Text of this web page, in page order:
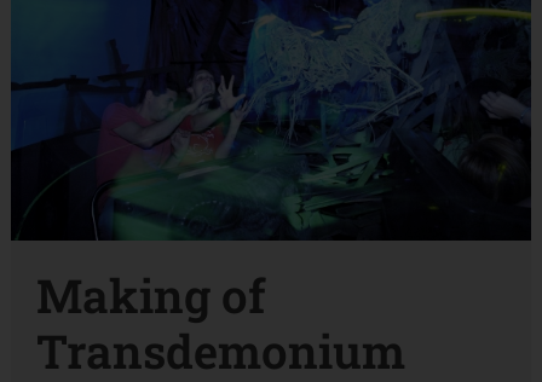
Making of
Transdemonium